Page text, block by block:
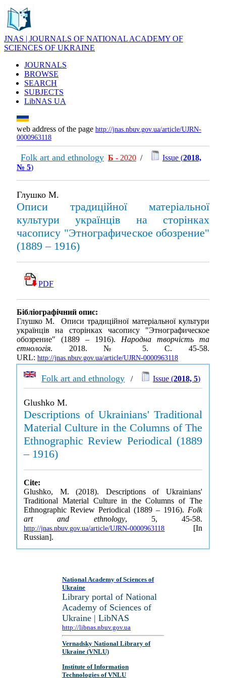
JNAS | JOURNALS OF NATIONAL ACADEMY OF
SCIENCES OF UKRAINE
JOURNALS
BROWSE
SEARCH
SUBJECTS
LibNAS UA
web address of the page http://jnas.nbuv.gov.ua/article/UJRN-
0000963118
Folk art and ethnology Б - 2020 / Issue (2018,
№ 5)
Глушко М.
Описи традиційної матеріальної
культури українців на сторінках
часопису "Этнографическое обозрение"
(1889 – 1916)
PDF
Бібліографічний опис:
Глушко М. Описи традиційної матеріальної культури
українців на сторінках часопису "Этнографическое
обозрение" (1889 – 1916). Народна творчість та
етнологія. 2018. № 5. С. 45-58.
URL: http://jnas.nbuv.gov.ua/article/UJRN-0000963118
Folk art and ethnology / Issue (2018, 5)
Glushko M.
Descriptions of Ukrainians' Traditional
Material Culture in the Columns of The
Ethnographic Review Periodical (1889
– 1916)
Cite:
Glushko, M. (2018). Descriptions of Ukrainians'
Traditional Material Culture in the Columns of The
Ethnographic Review Periodical (1889 – 1916). Folk
art and ethnology, 5, 45-58.
http://jnas.nbuv.gov.ua/article/UJRN-0000963118 [In
Russian].
National Academy of Sciences of
Ukraine
Library portal of National
Academy of Sciences of
Ukraine | LibNAS
http://libnas.nbuv.gov.ua
Vernadsky National Library of
Ukraine (VNLU)
Institute of Information
Technologies of VNLU